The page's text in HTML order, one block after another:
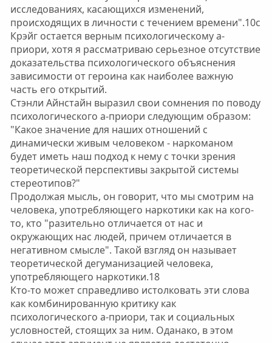
исследованиях, касающихся изменений,
происходящих в личности с течением времени".10c
Крэйг остается верным психологическому а-
приори, хотя я рассматриваю серьезное отсутствие
доказательства психологического объяснения
зависимости от героина как наиболее важную
часть его открытий.
Стэнли Айнстайн выразил свои сомнения по поводу
психологического а-приори следующим образом:
"Какое значение для наших отношений с
динамически живым человеком - наркоманом
будет иметь наш подход к нему с точки зрения
теоретической перспективы закрытой системы
стереотипов?"
Продолжая мысль, он говорит, что мы смотрим на
человека, употребляющего наркотики как на кого-
то, кто "разительно отличается от нас и
окружающих нас людей, причем отличается в
негативном смысле". Такой взгляд он называет
теоретической дегуманизацией человека,
употребляющего наркотики.18
Кто-то может справедливо истолковать эти слова
как комбинированную критику как
психологического а-приори, так и социальных
условностей, стоящих за ним. Оданако, в этом